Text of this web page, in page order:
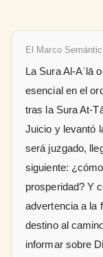
El Marco
La Sura Al-Aʿlā
esencial en el
tras la Sura At-
Juicio y levantó
será juzgado,
siguiente:
prosperidad? Y
advertencia a la
destino al
informar sobre